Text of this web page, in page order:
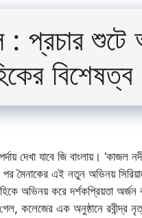
প্রচার শুটে
বিশেষত্ব
দেখা যাবে জি বাংলায়। ‘কাজল
মৈনাকের এই নতুন অভিনয়
অভিনয় করে দর্শকপ্রিয়তা
কলেজের এক অনুষ্ঠানে রবীন্দ্র